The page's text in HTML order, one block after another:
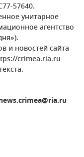
57640.
унитарное
агентство
и новостей сайта
crimea.ria.ru